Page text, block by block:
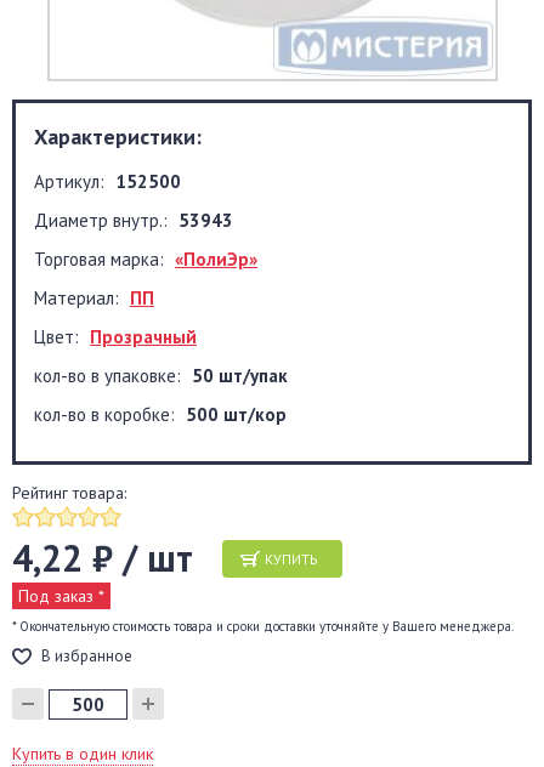
Характеристики:
Артикул: 152500
Диаметр внутр.: 53943
Торговая марка: «ПолиЭр»
Материал: ПП
Цвет: Прозрачный
кол-во в упаковке: 50 шт/упак
кол-во в коробке: 500 шт/кор
Рейтинг товара:
4,22 ₽ / шт КУПИТЬ
Под заказ *
* Окончательную стоимость товара и сроки доставки уточняйте у Вашего менеджера.
В избранное
Купить в один клик